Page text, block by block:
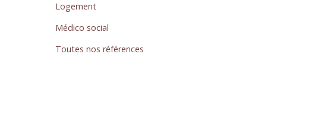
Logement
Médico social
Toutes nos références